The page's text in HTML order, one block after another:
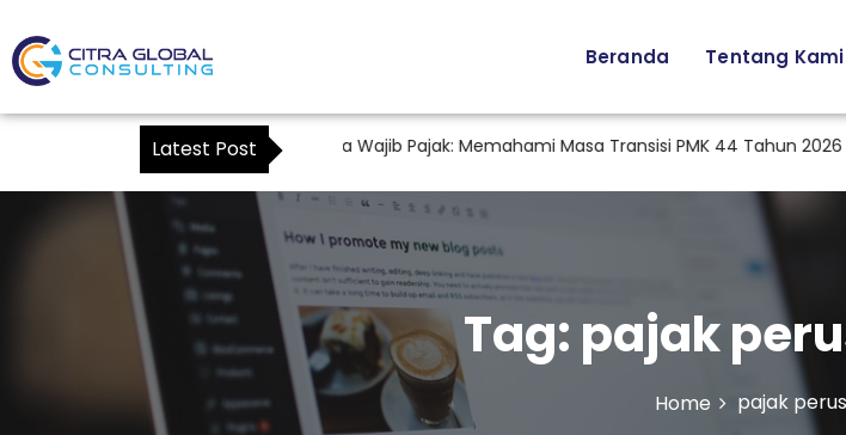
Beranda Tentang Kami
Latest Post
Konsultan Pajak Sebagai Kuasa Wajib Pajak: Memahami Masa Transisi PMK 44 Tahun 2026
Tag: pajak
Home pajak